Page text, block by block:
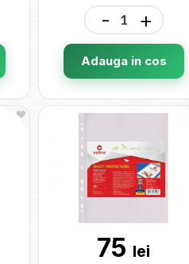
- +
Adauga in cos
75 lei